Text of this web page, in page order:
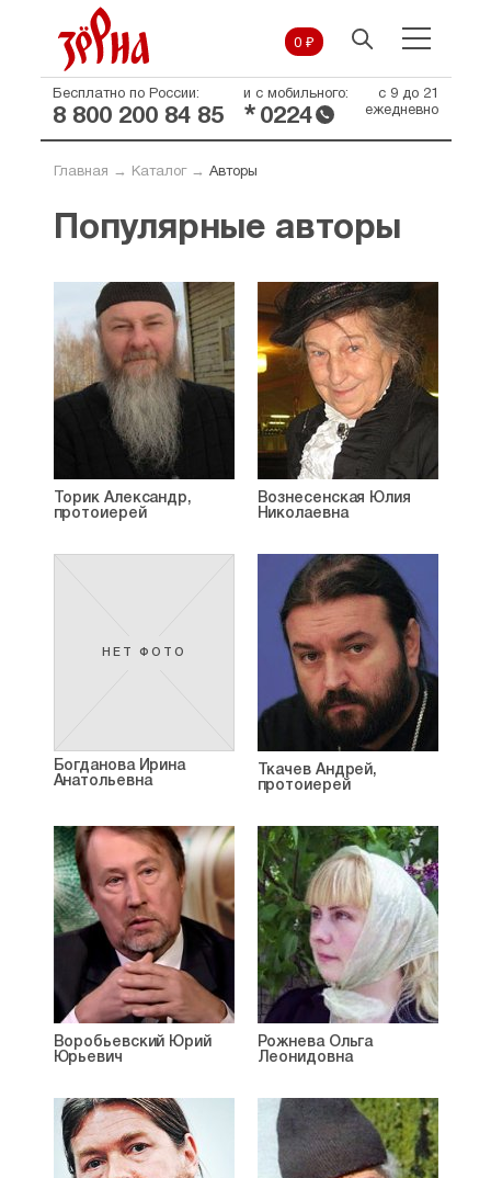
0 ₽
Бесплатно по России:
8 800 200 84 85
и с мобильного:
* 0224
с 9 до 21
ежедневно
Главная → Каталог→ Авторы
Популярные авторы
Торик Александр,
протоиерей
Вознесенская Юлия
Николаевна
НЕТ ФОТО
Богданова Ирина
Анатольевна
Ткачев Андрей,
протоиерей
Воробьевский Юрий
Юрьевич
Рожнева Ольга
Леонидовна